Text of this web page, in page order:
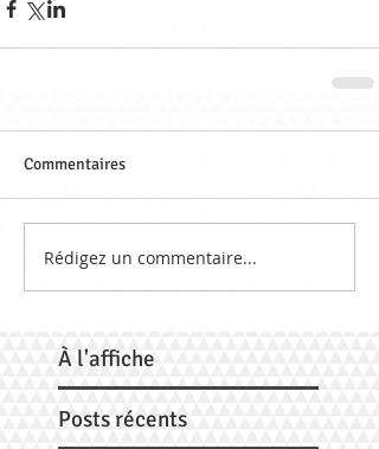
Commentaires
Rédigez un commentaire...
À l'affiche
Posts récents